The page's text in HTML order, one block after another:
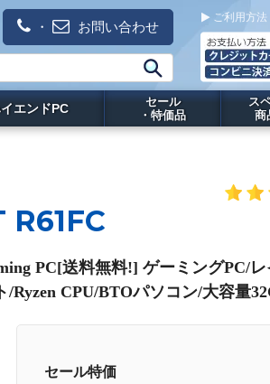
・ お問い合わせ
ご利用方
エンドPC
セール
・特価品
ス
商
R61FC
PC[送料無料!] ゲーミングPC/
/Ryzen CPU/BTOパソコン/大容量
セール特価